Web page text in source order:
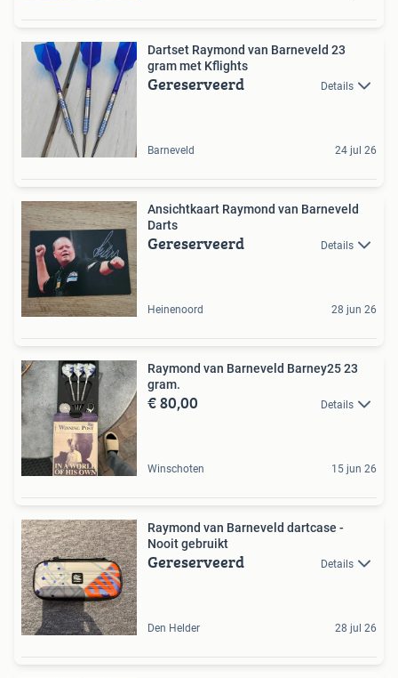
Dartset Raymond van Barneveld 23
gram met Kflights
Gereserveerd Details
Barneveld 24 jul 26
Ansichtkaart Raymond van Barneveld
Darts
Gereserveerd Details
Heinenoord 28 jun 26
Raymond van Barneveld Barney25 23
gram.
€ 80,00 Details
Winschoten 15 jun 26
Raymond van Barneveld dartcase -
Nooit gebruikt
Gereserveerd Details
Den Helder 28 jul 26